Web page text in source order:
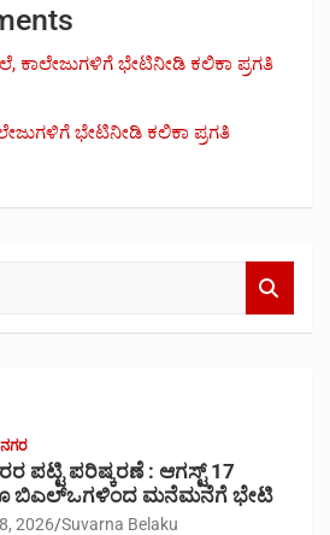
ಕಾಲೇಜುಗಳಿಗೆ ಭೇಟಿನೀಡಿ ಕಲಿಕಾ ಪ್ರಗತಿ
ಭೇಟಿನೀಡಿ ಕಲಿಕಾ ಪ್ರಗತಿ
ಪಟ್ಟಿ ಪರಿಷ್ಕರಣೆ : ಆಗಸ್ಟ್ 17
ಬಿಎಲ್‍ಒಗಳಿಂದ ಮನೆಮನೆಗೆ ಭೇಟಿ
2026 Suvarna Belaku